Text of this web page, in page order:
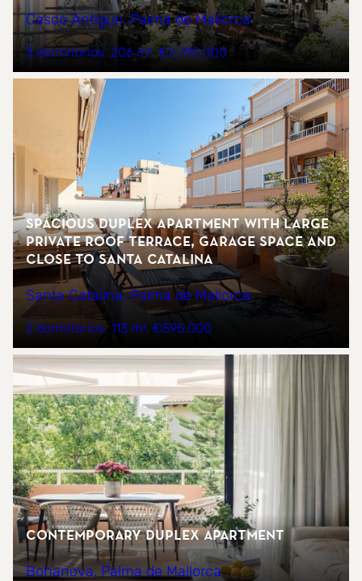
Casco Antiguo, Palma de Mallorca
3 dormitorios 206 m² €2.795.000
Spacious duplex apartment with large
private roof terrace, garage space and
close to Santa Catalina
Santa Catalina, Palma de Mallorca
2 dormitorios 113 m² €595.000
CONTEMPORARY DUPLEX APARTMENT
Bonanova, Palma de Mallorca